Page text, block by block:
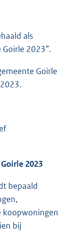
als
2023”.
Goirle
2023
bepaald
koopwoningen
bij